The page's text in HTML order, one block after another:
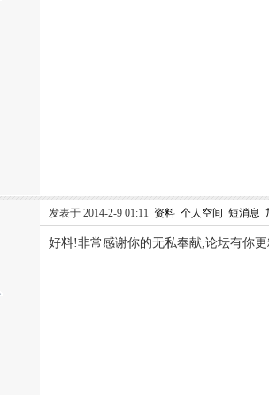
发表于 2014-2-9 01:11 资料 个人空间 短消息
好料!非常感谢你的无私奉献,论坛有你